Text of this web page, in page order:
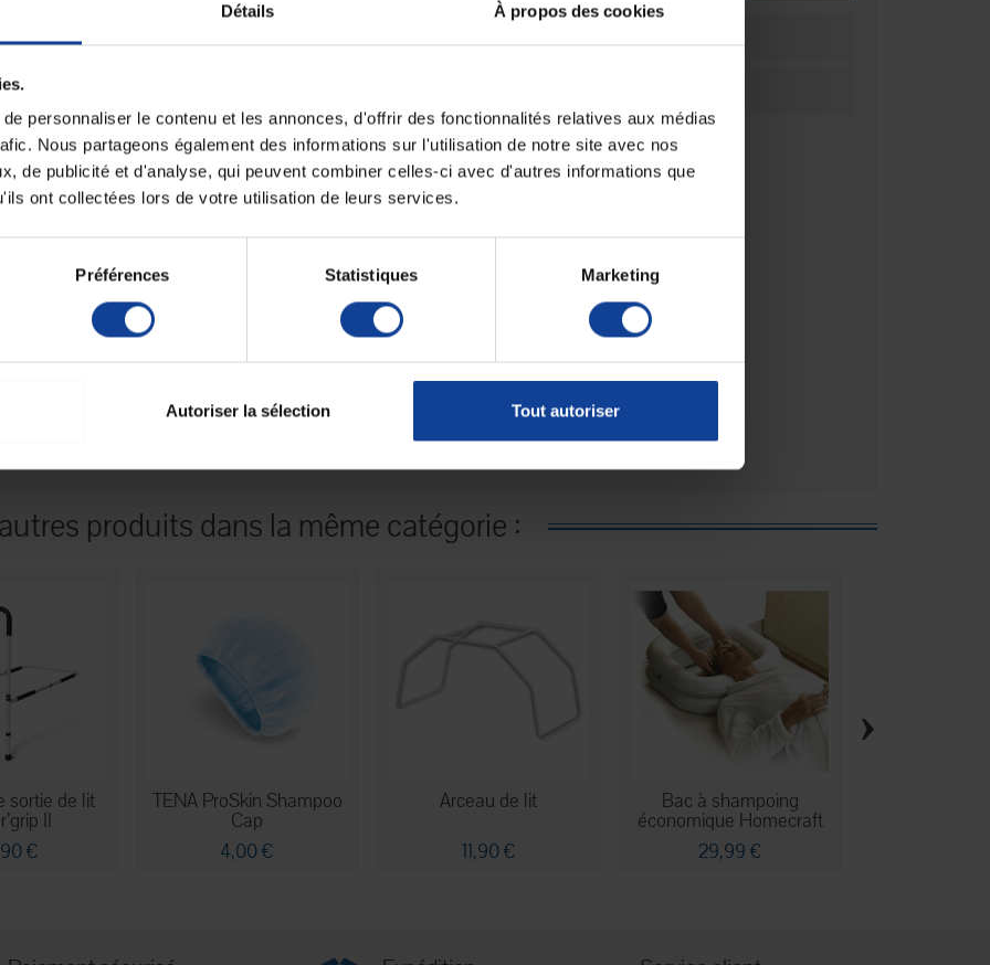
Détails À propos des cookies
personnaliser le contenu et les annonces, d'offrir des fonctionnalités relatives aux médias
Nous partageons également des informations sur l'utilisation de notre site avec nos
de publicité et d'analyse, qui peuvent combiner celles-ci avec d'autres informations que
ont collectées lors de votre utilisation de leurs services.
Préférences Statistiques Marketing
Autoriser la sélection Tout autoriser
personnes âgées ou
à mobilité réduite dans leur lit.
confortable de 35 mm de diamètre. Et parce
en hauteur, de 83 à 111 cm grâce à des boutons
le souhaitez très simplement.
et représente un achat qui durera dans le temps.
profondeurpar boutons poussoirs et clips.
sortie de lit
nombre
produits dans la même catégorie :
sortie de lit
II
€
TENA ProSkin Shampoo
Cap
4,00 €
Arceau de lit
11,90 €
Bac à shampoing
économique Homecraft
29,99 €
›